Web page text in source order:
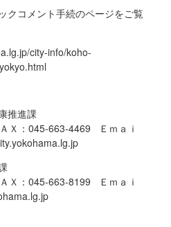
クコメント手続のページをご覧
city-info/koho-
推進課
Ｘ：045-663-4469 Ｅｍａｉ
Ｘ：045-663-8199 Ｅｍａｉ